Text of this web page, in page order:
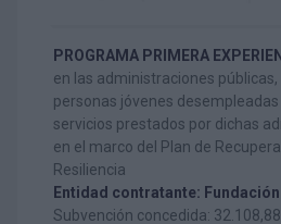
PROGRAMA PRIMERA
en las administraciones
personas jóvenes desempleadas
servicios prestados por dichas
en el marco del Plan de
Resiliencia
Entidad contratante:
Subvención concedida: